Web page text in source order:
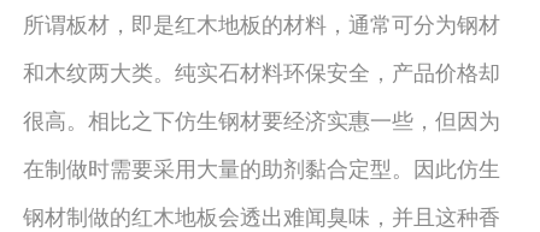
所谓板材，即是红木地板的材料，通常可分为钢材
和木纹两大类。纯实石材料环保安全，产品价格却
很高。相比之下仿生钢材要经济实惠一些，但因为
在制做时需要采用大量的助剂黏合定型。因此仿生
钢材制做的红木地板会透出难闻臭味，并且这种香